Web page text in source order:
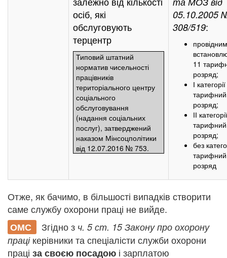
осіб, які
обслуговують
терцентр
Типовий штатний
норматив чисельності
працівників
територіального центру
соціального
обслуговування
(надання соціальних
послуг), затверджений
наказом Мінсоцполітики
від 12.07.2016 № 753.
05.10.2005
308/519:
провідним
11
розряд;
І
тарифний
розряд;
ІІ
тарифний
розряд;
без
тарифний
розряд
Отже, як бачимо, в більшості випадків створити
саме службу охорони праці не вийде.
ОМС
Згідно з ч. 5 ст. 15 Закону про охорону
працікерівники та спеціалісти служби охорони
праці за своєю посадою і зарплатою